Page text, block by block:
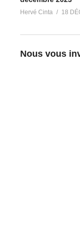
Hervé Cinta 18
Nous vous